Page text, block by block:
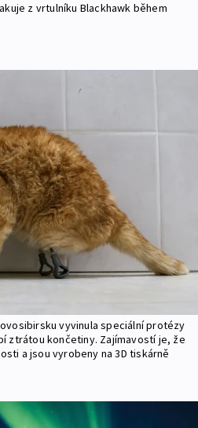
z vrtulníku Blackhawk během
vyvinula speciální protézy
ztrátou končetiny. Zajímavostí je, že
a jsou vyrobeny na 3D tiskárně